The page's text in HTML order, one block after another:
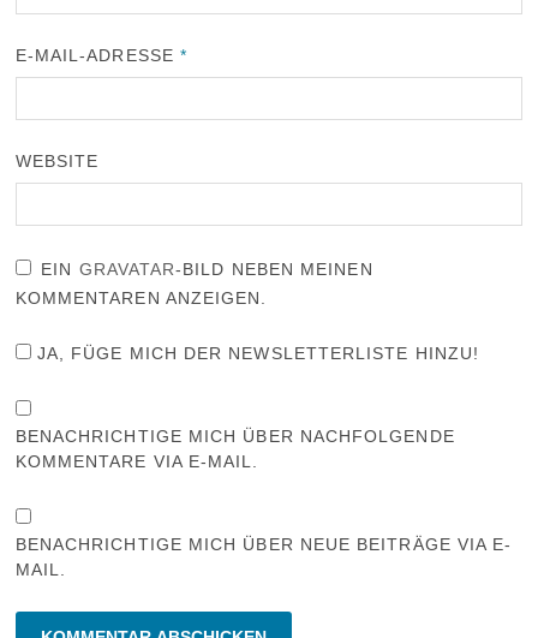
E-MAIL-ADRESSE *
WEBSITE
EIN GRAVATAR-BILD NEBEN MEINEN
KOMMENTAREN ANZEIGEN.
JA, FÜGE MICH DER NEWSLETTERLISTE HINZU!
BENACHRICHTIGE MICH ÜBER NACHFOLGENDE
KOMMENTARE VIA E-MAIL.
BENACHRICHTIGE MICH ÜBER NEUE BEITRÄGE VIA E-
MAIL.